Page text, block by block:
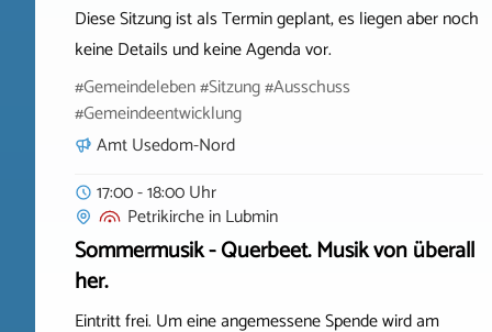
Diese Sitzung ist als Termin geplant, es liegen aber noch
keine Details und keine Agenda vor.
#Gemeindeleben #Sitzung #Ausschuss
#Gemeindeentwicklung
Amt Usedom-Nord
17:00 - 18:00 Uhr
PetrikircheinLubmin
Sommermusik - Querbeet. Musik von überall
her.
Eintritt frei. Um eine angemessene Spende wird am